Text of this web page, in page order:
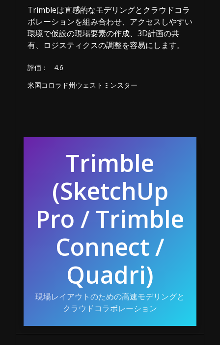
Trimbleは直感的なモデリングとクラウドコラ
ボレーションを組み合わせ、アクセスしやすい
環境で仮設の現場要素の作成、3D計画の共
有、ロジスティクスの調整を容易にします。
評価：
4.6
米国コロラド州ウェストミンスター
Trimble
(SketchUp
Pro / Trimble
Connect /
Quadri)
現場レイアウトのための高速モデリングと
クラウドコラボレーション